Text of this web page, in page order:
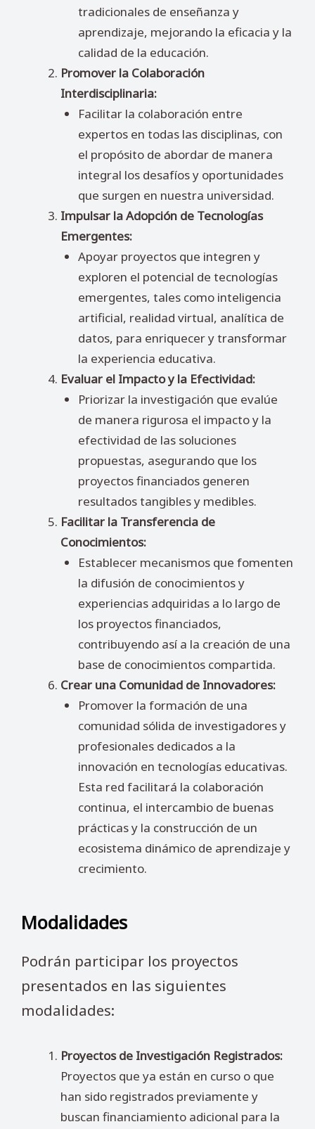
tradicionales de enseñanza y
aprendizaje, mejorando la eficacia y la
calidad de la educación.
Promover la Colaboración
Interdisciplinaria:
Facilitar la colaboración entre
expertos en todas las disciplinas, con
el propósito de abordar de manera
integral los desafíos y oportunidades
que surgen en nuestra universidad.
Impulsar la Adopción de Tecnologías
Emergentes:
Apoyar proyectos que integren y
exploren el potencial de tecnologías
emergentes, tales como inteligencia
artificial, realidad virtual, analítica de
datos, para enriquecer y transformar
la experiencia educativa.
Evaluar el Impacto y la Efectividad:
Priorizar la investigación que evalúe
de manera rigurosa el impacto y la
efectividad de las soluciones
propuestas, asegurando que los
proyectos financiados generen
resultados tangibles y medibles.
Facilitar la Transferencia de
Conocimientos:
Establecer mecanismos que fomenten
la difusión de conocimientos y
experiencias adquiridas a lo largo de
los proyectos financiados,
contribuyendo así a la creación de una
base de conocimientos compartida.
Crear una Comunidad de Innovadores:
Promover la formación de una
comunidad sólida de investigadores y
profesionales dedicados a la
innovación en tecnologías educativas.
Esta red facilitará la colaboración
continua, el intercambio de buenas
prácticas y la construcción de un
ecosistema dinámico de aprendizaje y
crecimiento.
Modalidades
Podrán participar los proyectos
presentados en las siguientes
modalidades:
Proyectos de Investigación Registrados:
Proyectos que ya están en curso o que
han sido registrados previamente y
buscan financiamiento adicional para la